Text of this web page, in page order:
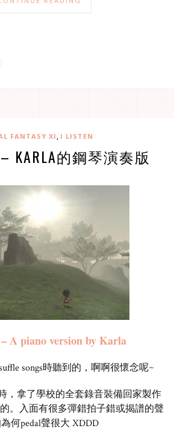
FANTASY XI , I LISTEN
– KARLA的鋼琴演奏版
A piano version by Karla
songs時聽到的，啊啊很懷念呢~
，拿了學校的全套錄音裝備回家製作
。入面有很多彈錯拍子錯或揭譜的聲
何pedal聲很大 XDDD